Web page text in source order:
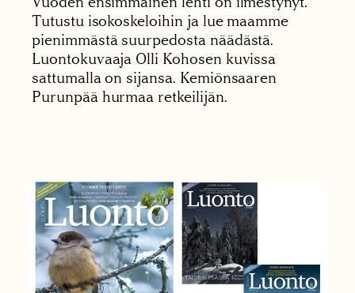
Tutustu isokoskeloihin ja lue maamme
pienimmästä suurpedosta näädästä.
Luontokuvaaja Olli Kohosen kuvissa
sattumalla on sijansa. Kemiönsaaren
Purunpää hurmaa retkeilijän.